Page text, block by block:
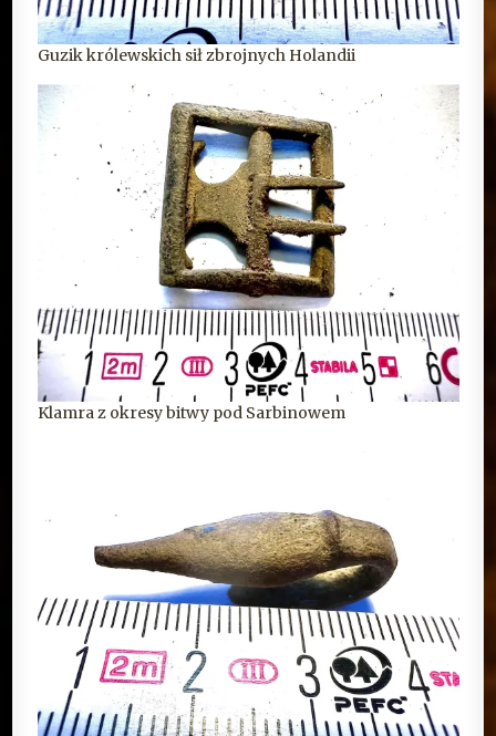
Guzik królewskich sił zbrojnych Holandii
Klamra z okresy bitwy pod Sarbinowem